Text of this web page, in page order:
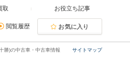
取 お役立ち記事
閲覧履歴 お気に入り
サイトマップ
勝)の中古車・中古車情報